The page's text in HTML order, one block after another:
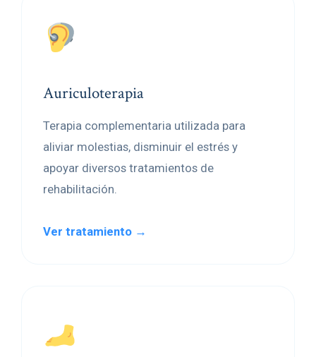
Auriculoterapia
Terapia complementaria utilizada para
aliviar molestias, disminuir el estrés y
apoyar diversos tratamientos de
rehabilitación.
Ver tratamiento →